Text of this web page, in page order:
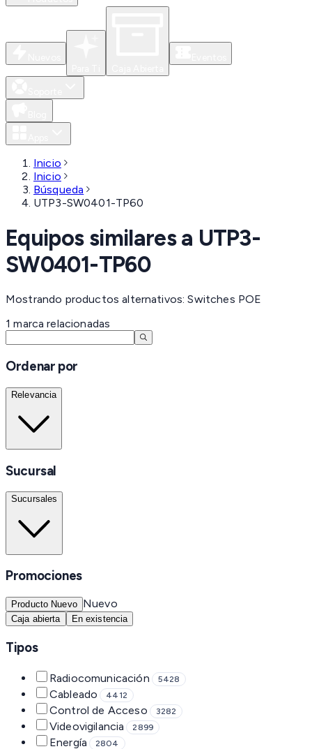
Inicio
Inicio
Búsqueda
UTP3-SW0401-TP60
Equipos similares a UTP3-
SW0401-TP60
Mostrando productos alternativos: Switches POE
1 marca relacionadas
Ordenar por
Relevancia
Sucursal
Sucursales
Promociones
Producto Nuevo Nuevo
Caja abierta En existencia
Tipos
Radiocomunicación 5428
Cableado 4412
Control de Acceso 3282
Videovigilancia 2899
Energía 2804